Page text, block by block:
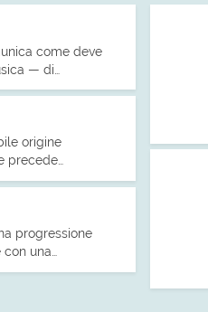
come deve
— di…
origine
precede…
progressione
una…